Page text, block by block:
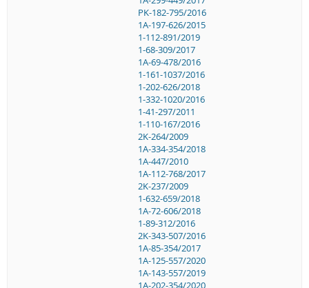
PK-182-795/2016
1A-197-626/2015
1-112-891/2019
1-68-309/2017
1A-69-478/2016
1-161-1037/2016
1-202-626/2018
1-332-1020/2016
1-41-297/2011
1-110-167/2016
2K-264/2009
1A-334-354/2018
1A-447/2010
1A-112-768/2017
2K-237/2009
1-632-659/2018
1A-72-606/2018
1-89-312/2016
2K-343-507/2016
1A-85-354/2017
1A-125-557/2020
1A-143-557/2019
1A-202-354/2020